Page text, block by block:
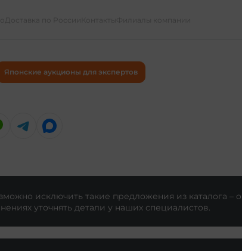
Японские аукционы для экспертов
исключить такие предложения из каталога –
уточнять детали у наших специалистов.